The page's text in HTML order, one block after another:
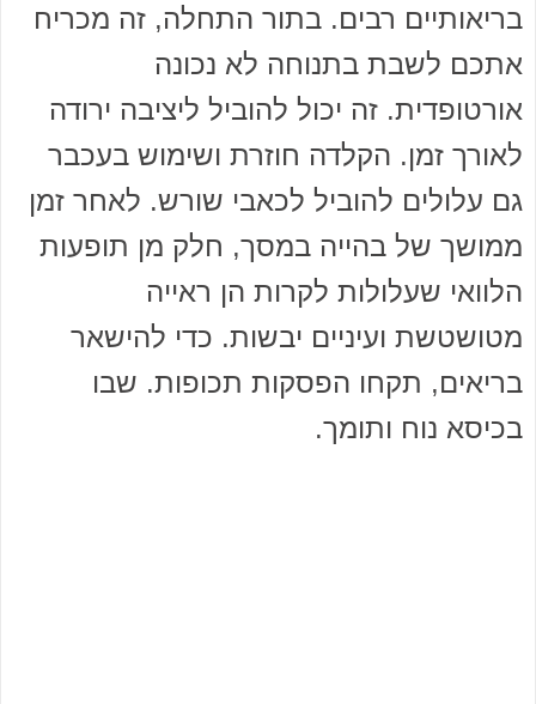
בריאותיים רבים. בתור התחלה, זה מכריח
אתכם לשבת בתנוחה לא נכונה
אורטופדית. זה יכול להוביל ליציבה ירודה
לאורך זמן. הקלדה חוזרת ושימוש בעכבר
גם עלולים להוביל לכאבי שורש. לאחר זמן
ממושך של בהייה במסך, חלק מן תופעות
הלוואי שעלולות לקרות הן ראייה
מטושטשת ועיניים יבשות. כדי להישאר
בריאים, תקחו הפסקות תכופות. שבו
בכיסא נוח ותומך.